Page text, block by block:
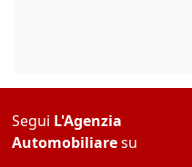
Segui L'Agenzia
Automobiliaresu